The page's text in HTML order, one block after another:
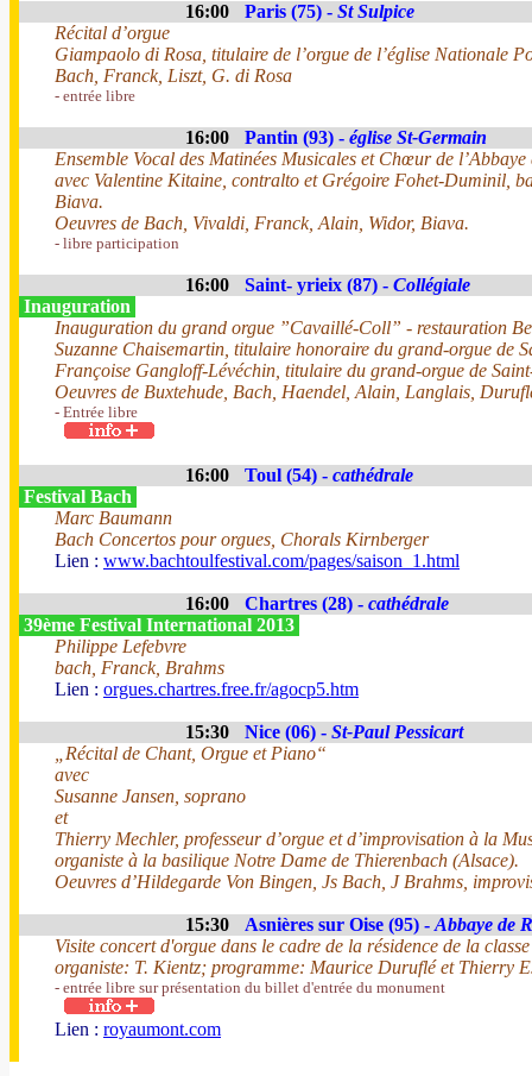
16:00 Paris (75) - St Sulpice
Récital d’orgue
Giampaolo di Rosa, titulaire de l’orgue de l’église Nationale
Bach, Franck, Liszt, G. di Rosa
- entrée libre
16:00 Pantin (93) - église St-Germain
Ensemble Vocal des Matinées Musicales et Chœur de
avec Valentine Kitaine, contralto et Grégoire Fohet-Duminil,
Biava.
Oeuvres de Bach, Vivaldi, Franck, Alain, Widor, Biava.
- libre participation
16:00 Saint- yrieix (87) - Collégiale
Inauguration
Inauguration du grand orgue ”Cavaillé-Coll” - restauration
Suzanne Chaisemartin, titulaire honoraire du grand-orgue de
Françoise Gangloff-Lévéchin, titulaire du grand-orgue de
Oeuvres de Buxtehude, Bach, Haendel, Alain, Langlais,
- Entrée libre
16:00 Toul (54) - cathédrale
Festival Bach
Marc Baumann
Bach Concertos pour orgues, Chorals Kirnberger
Lien : www.bachtoulfestival.com/pages/saison_1.html
16:00 Chartres (28) - cathédrale
39ème Festival International 2013
Philippe Lefebvre
bach, Franck, Brahms
Lien : orgues.chartres.free.fr/agocp5.htm
15:30 Nice (06) - St-Paul Pessicart
„Récital de Chant, Orgue et Piano“
avec
Susanne Jansen, soprano
et
Thierry Mechler, professeur d’orgue et d’improvisation à la
organiste à la basilique Notre Dame de Thierenbach (Alsace).
Oeuvres d’Hildegarde Von Bingen, Js Bach, J Brahms,
15:30 Asnières sur Oise (95) - Abbaye de
Visite concert d'orgue dans le cadre de la résidence de la
organiste: T. Kientz; programme: Maurice Duruflé et Thierry
- entrée libre sur présentation du billet d'entrée du monument
Lien : royaumont.com